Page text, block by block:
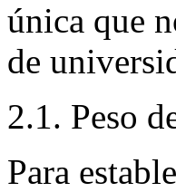
única que
de
2.1. Peso
Para